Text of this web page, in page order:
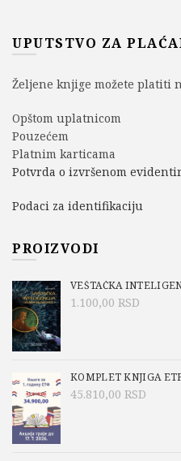
UPUTSTVO ZA
Željene knjige možete platiti
Opštom uplatnicom
Pouzećem
Platnim karticama
Potvrda o izvršenom
Podaci za identifikaciju
PROIZVODI
VEŠTAČKA
1.100,00 RSD
KOMPLET KNJIGA
45.810,00 RSD